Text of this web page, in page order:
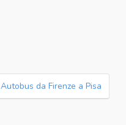
Autobus da Firenze a Pisa